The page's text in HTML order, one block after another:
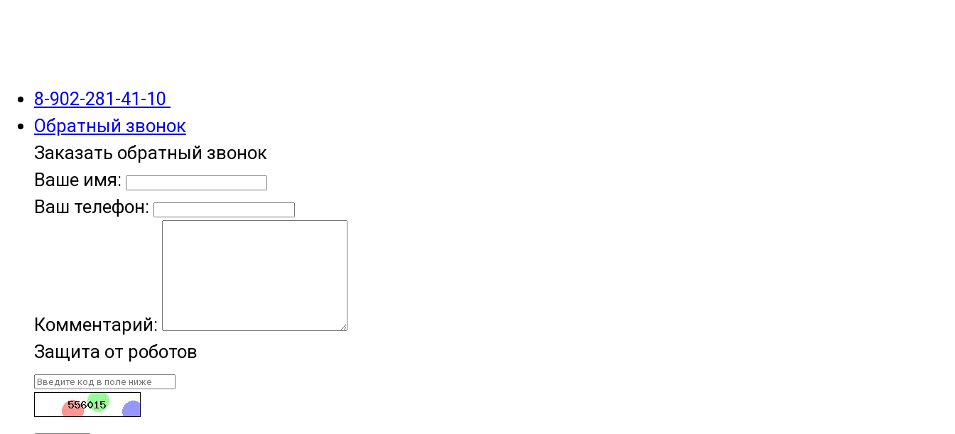
8-902-281-41-10
Обратный звонок
Заказать обратный звонок
Ваше имя:
Ваш телефон:
Комментарий:
Защита от роботов